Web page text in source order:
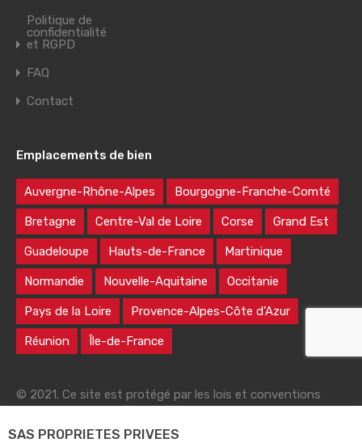
Politique de
confidentialité
et RGPD
FAQ
Contact
Emplacements de bien
Auvergne-Rhône-Alpes Bourgogne-Franche-Comté
Bretagne Centre-Val de Loire Corse Grand Est
Guadeloupe Hauts-de-France Martinique
Normandie Nouvelle-Aquitaine Occitanie
Pays de la Loire Provence-Alpes-Côte d’Azur
Réunion Île-de-France
© 2021. Ce site est protégé par les lois et conventions
SAS PROPRIETES PRIVEES